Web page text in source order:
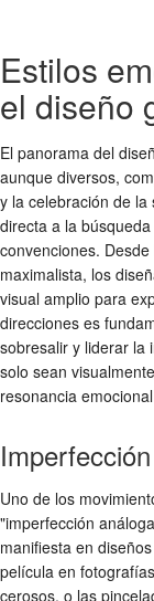
Estilos
el diseño
El panorama del
aunque diversos,
y la celebración de
directa a la
convenciones.
maximalista, los
visual amplio para
direcciones es
sobresalir y liderar la
solo sean
resonancia
Uno de los
"imperfección
manifiesta en
película en
cerosos, o las